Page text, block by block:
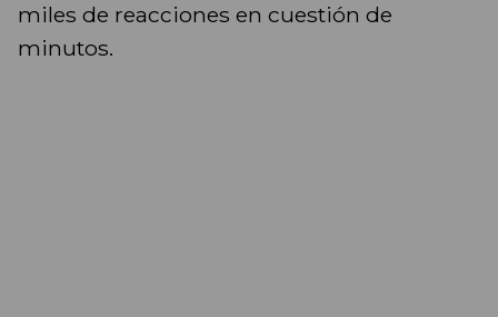
miles de reacciones en cuestión de
minutos.